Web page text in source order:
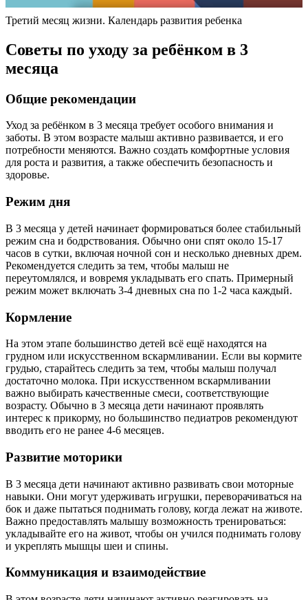
Третий месяц жизни. Календарь развития ребенка
Советы по уходу за ребёнком в 3
месяца
Общие рекомендации
Уход за ребёнком в 3 месяца требует особого внимания и
заботы. В этом возрасте малыш активно развивается, и его
потребности меняются. Важно создать комфортные условия
для роста и развития, а также обеспечить безопасность и
здоровье.
Режим дня
В 3 месяца у детей начинает формироваться более стабильный
режим сна и бодрствования. Обычно они спят около 15-17
часов в сутки, включая ночной сон и несколько дневных дрем.
Рекомендуется следить за тем, чтобы малыш не
переутомлялся, и вовремя укладывать его спать. Примерный
режим может включать 3-4 дневных сна по 1-2 часа каждый.
Кормление
На этом этапе большинство детей всё ещё находятся на
грудном или искусственном вскармливании. Если вы кормите
грудью, старайтесь следить за тем, чтобы малыш получал
достаточно молока. При искусственном вскармливании
важно выбирать качественные смеси, соответствующие
возрасту. Обычно в 3 месяца дети начинают проявлять
интерес к прикорму, но большинство педиатров рекомендуют
вводить его не ранее 4-6 месяцев.
Развитие моторики
В 3 месяца дети начинают активно развивать свои моторные
навыки. Они могут удерживать игрушки, переворачиваться на
бок и даже пытаться поднимать голову, когда лежат на животе.
Важно предоставлять малышу возможность тренироваться:
укладывайте его на живот, чтобы он учился поднимать голову
и укреплять мышцы шеи и спины.
Коммуникация и взаимодействие